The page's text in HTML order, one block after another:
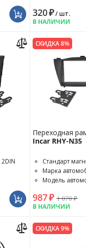
320₽/ шт.
В НАЛИЧИИ
СКИДКА 8%
Переходная
Incar RHY-N35
Стандарт
Марка
Модель
987₽ 1 070₽
В НАЛИЧИИ
СКИДКА 9%